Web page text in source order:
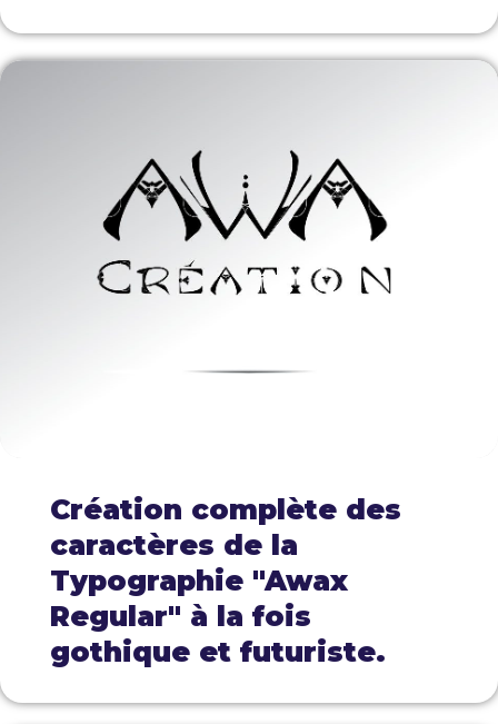
Création complète des
caractères de la
Typographie "Awax
Regular" à la fois
gothique et futuriste.